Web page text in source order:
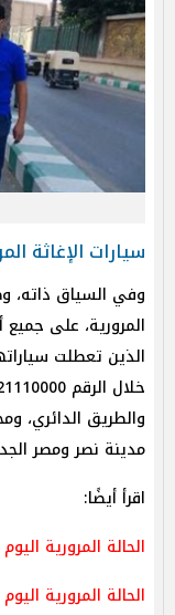
سيارات الإغاثة
وفي السياق ذاته،
المرورية، على
الذين تعطلت
مدينة نصر ومصر
اقرأ أيضًا:
الحالة المرورية اليوم الأحد 4-5-2025
الحالة المرورية اليوم السبت 3-5-2025